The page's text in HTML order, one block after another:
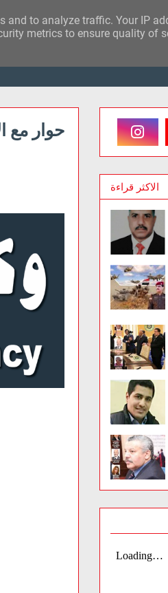
حوار مع
الاكثر قراءة
to analyze traffic. Your IP
metrics to ensure quality of